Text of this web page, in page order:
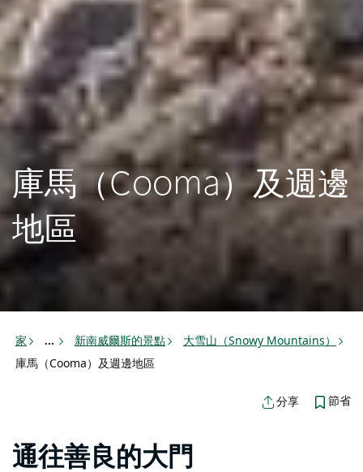
庫馬（Cooma）及週邊
地區
家 ... 新南威爾斯的景點
大雪山（Snowy Mountains）
庫馬（Cooma）及週邊地區
分享 節省
通往善良的大門